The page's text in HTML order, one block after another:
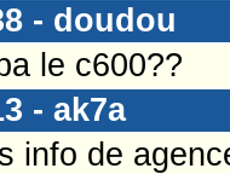
- doudou
le c600??
- ak7a
info de